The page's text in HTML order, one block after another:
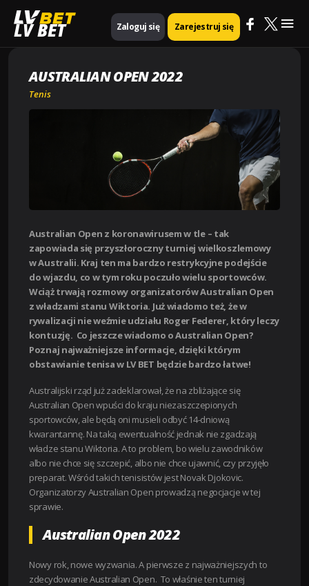
LV BET Zaloguj się Zarejestruj się
Strona główna Australian Open 2022
AUSTRALIAN OPEN 2022
Tenis
Australian Open z koronawirusem w tle – tak
zapowiada się przyszłoroczny turniej wielkoszlemowy
w Australii. Kraj ten ma bardzo restrykcyjne podejście
do wjazdu, co w tym roku poczuło wielu sportowców.
Wciąż trwają rozmowy organizatorów Australian Open
z władzami stanu Wiktoria. Już wiadomo też, że w
rywalizacji nie weźmie udziału Roger Federer, który leczy
kontuzję. Co jeszcze wiadomo o Australian Open?
Poznaj najważniejsze informacje, dzięki którym
obstawianie tenisa w LV BET będzie bardzo łatwe!
Australijski rząd już zadeklarował, że na zbliżające się
Australian Open wpuści do kraju niezaszczepionych
sportowców, ale będą oni musieli odbyć 14-dniową
kwarantannę. Na taką ewentualność jednak nie zgadzają
władze stanu Wiktoria. A to problem, bo wielu zawodników
albo nie chce się szczepić, albo nie chce ujawnić, czy przyjęło
preparat. Wśród takich tenisistów jest Novak Djokovic.
Organizatorzy Australian Open prowadzą negocjacje w tej
sprawie.
Australian Open 2022
Nowy rok, nowe wyzwania. A pierwsze z najważniejszych to
zdecydowanie Australian Open. To właśnie ten turniej